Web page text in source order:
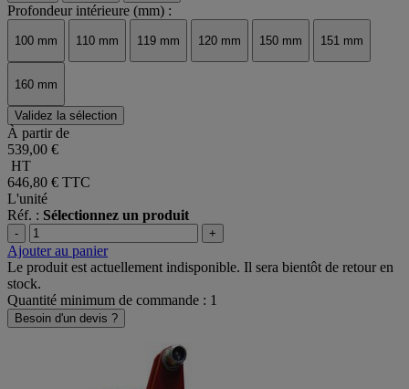
Profondeur intérieure (mm) :
100 mm 110 mm 119 mm 120 mm 150 mm 151 mm
160 mm
Validez la sélection
À partir de
539,00 €
HT
646,80 € TTC
L'unité
Réf. : Sélectionnez un produit
- +
Ajouter au panier
Le produit est actuellement indisponible. Il sera bientôt de retour en
stock.
Quantité minimum de commande : 1
Besoin d'un devis ?